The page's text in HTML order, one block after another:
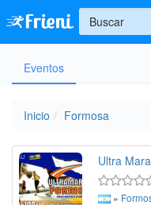
Ingresar
Eventos
Inicio Formosa
Ultra
»